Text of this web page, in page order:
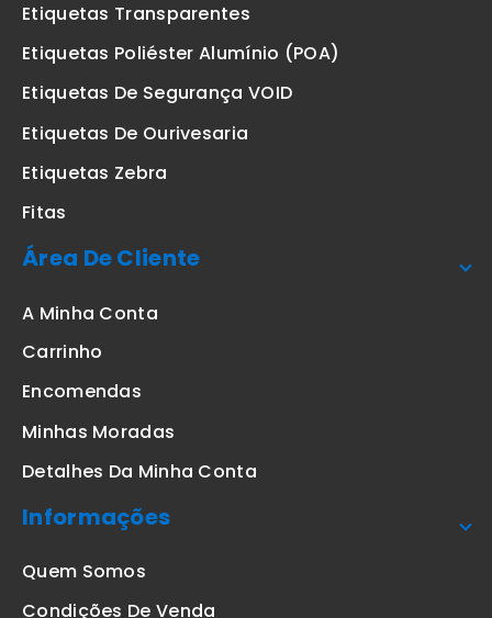
Etiquetas Transparentes
Etiquetas Poliéster Alumínio (POA)
Etiquetas De Segurança VOID
Etiquetas De Ourivesaria
Etiquetas Zebra
Fitas
Área De Cliente
A Minha Conta
Carrinho
Encomendas
Minhas Moradas
Detalhes Da Minha Conta
Informações
Quem Somos
Condições De Venda